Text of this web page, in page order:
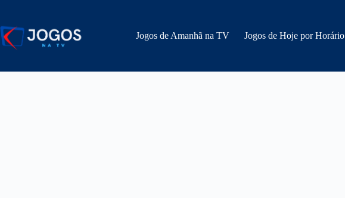
o
conteúdo
Jogos de Amanhã na TV Jogos de Hoje por Horário